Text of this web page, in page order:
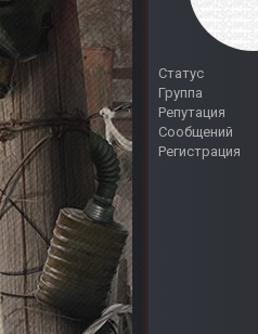
Статус
Группа
Репутация
Сообщений
Регистрация